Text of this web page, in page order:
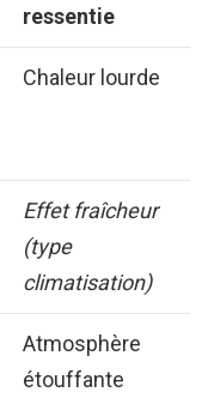
ressentie
Chaleur lourde
Effet fraîcheur
(type
climatisation)
Atmosphère
étouffante